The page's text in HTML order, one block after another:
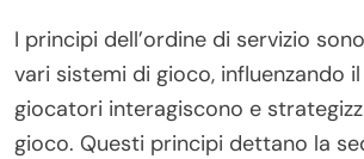
I principi dell’ordine di servizio
vari sistemi di gioco, influenzando
giocatori interagiscono e
gioco. Questi principi dettano la